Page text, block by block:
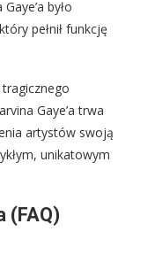
było
pełnił funkcję
Gaye’a trwa
artystów swoją
unikatowym
(FAQ)